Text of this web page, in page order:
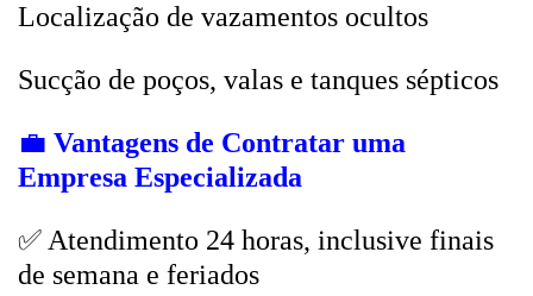
Localização de vazamentos ocultos
Sucção de poços, valas e tanques sépticos
💼 Vantagens de Contratar uma
Empresa Especializada
✅ Atendimento 24 horas, inclusive finais
de semana e feriados